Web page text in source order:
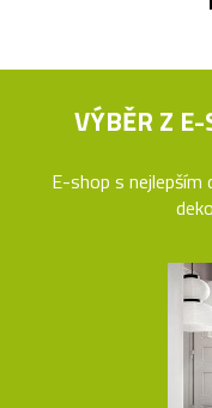
VÝBĚR Z E-
E-shop s